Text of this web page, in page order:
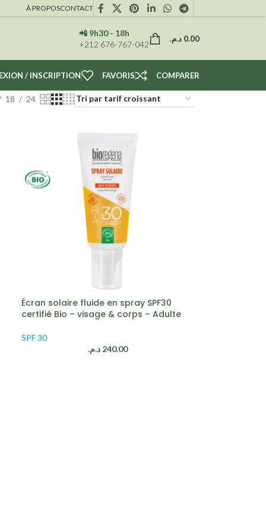
À PROPOSCONTACT
📲 9h30 - 18h
+212 676-767-042
0.00 د.م.
/ INSCRIPTION FAVORIS COMPARER
18 24
Écran solaire fluide en spray SPF30
certifié Bio – visage & corps – Adulte
SPF 30
240.00 د.م.